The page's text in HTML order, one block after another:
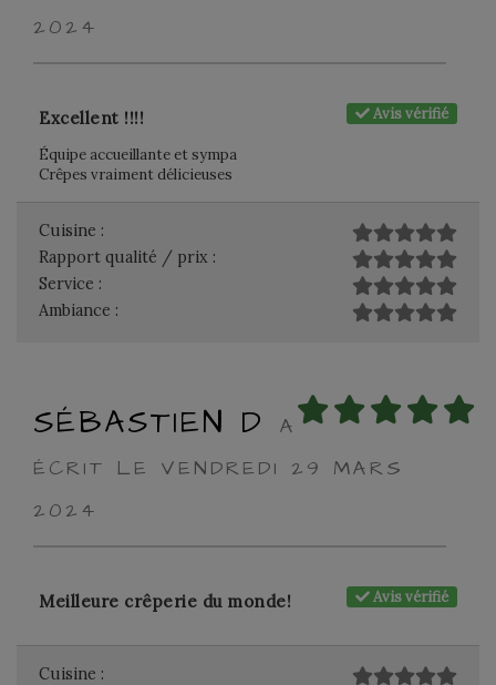
2024
Avis vérifié
Excellent !!!!
Équipe accueillante et sympa
Crêpes vraiment délicieuses
Cuisine :
Rapport qualité / prix :
Service :
Ambiance :
SÉBASTIEN D
A
ÉCRIT LE VENDREDI 29 MARS
2024
Avis vérifié
Meilleure crêperie du monde!
Cuisine :